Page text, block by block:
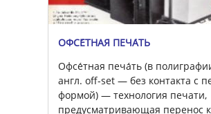
ОФСЕ́ТНАЯ ПЕЧА́ТЬ
Офсе́тная печа́ть (в
англ. off-set — без контакта с
формой) — технология печати,
предусматривающая перенос